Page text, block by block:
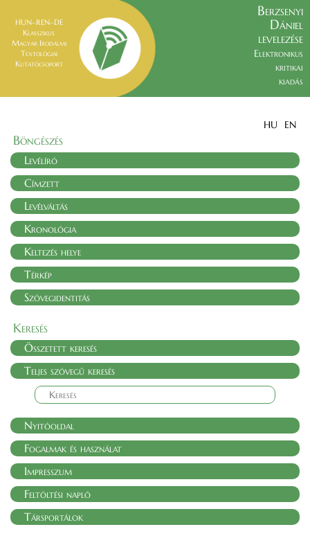
HUN–REN–DE
Klasszikus
Magyar Irodalmi
Textológiai
Kutatócsoport
Berzsenyi
Dániel
levelezése
Elektronikus
kritikai
kiadás
HU EN
Böngészés
Levélíró
Címzett
Levélváltás
Kronológia
Keltezés helye
Térkép
Szövegidentitás
Keresés
Összetett keresés
Teljes szövegű keresés
Nyitóoldal
Fogalmak és használat
Impresszum
Feltöltési napló
Társportálok